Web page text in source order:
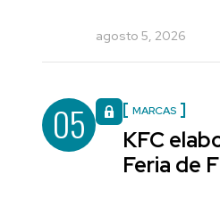
agosto 5, 2026
05 MARCAS
KFC
Feria de